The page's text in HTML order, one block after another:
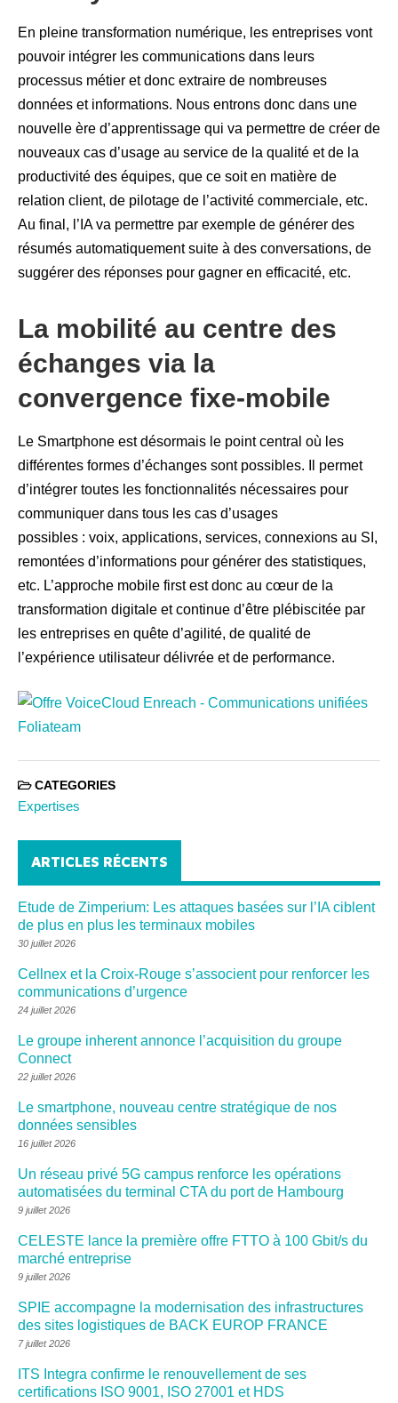
En pleine transformation numérique, les entreprises vont
pouvoir intégrer les communications dans leurs
processus métier et donc extraire de nombreuses
données et informations. Nous entrons donc dans une
nouvelle ère d’apprentissage qui va permettre de créer de
nouveaux cas d’usage au service de la qualité et de la
productivité des équipes, que ce soit en matière de
relation client, de pilotage de l’activité commerciale, etc.
Au final, l’IA va permettre par exemple de générer des
résumés automatiquement suite à des conversations, de
suggérer des réponses pour gagner en efficacité, etc.
La mobilité au centre des
échanges via la
convergence fixe-mobile
Le Smartphone est désormais le point central où les
différentes formes d’échanges sont possibles. Il permet
d’intégrer toutes les fonctionnalités nécessaires pour
communiquer dans tous les cas d’usages
possibles : voix, applications, services, connexions au SI,
remontées d’informations pour générer des statistiques,
etc. L’approche mobile first est donc au cœur de la
transformation digitale et continue d’être plébiscitée par
les entreprises en quête d’agilité, de qualité de
l’expérience utilisateur délivrée et de performance.
CATEGORIES
Expertises
ARTICLES RÉCENTS
Etude de Zimperium: Les attaques basées sur l’IA ciblent
de plus en plus les terminaux mobiles
30 juillet 2026
Cellnex et la Croix-Rouge s’associent pour renforcer les
communications d’urgence
24 juillet 2026
Le groupe inherent annonce l’acquisition du groupe
Connect
22 juillet 2026
Le smartphone, nouveau centre stratégique de nos
données sensibles
16 juillet 2026
Un réseau privé 5G campus renforce les opérations
automatisées du terminal CTA du port de Hambourg
9 juillet 2026
CELESTE lance la première offre FTTO à 100 Gbit/s du
marché entreprise
9 juillet 2026
SPIE accompagne la modernisation des infrastructures
des sites logistiques de BACK EUROP FRANCE
7 juillet 2026
ITS Integra confirme le renouvellement de ses
certifications ISO 9001, ISO 27001 et HDS